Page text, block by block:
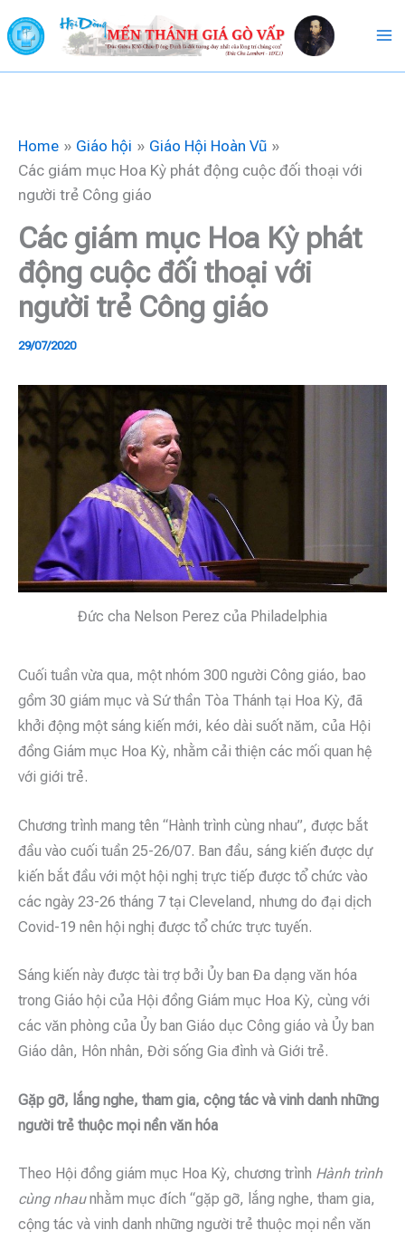
to
content
Home Giáo hội
Giáo Hội Hoàn Vũ
Các giám mục Hoa Kỳ phát động cuộc đối thoại với
người trẻ Công giáo
Các giám mục Hoa Kỳ phát
động cuộc đối thoại với
người trẻ Công giáo
29/07/2020
Đức cha Nelson Perez của Philadelphia
Cuối tuần vừa qua, một nhóm 300 người Công giáo, bao
gồm 30 giám mục và Sứ thần Tòa Thánh tại Hoa Kỳ, đã
khởi động một sáng kiến mới, kéo dài suốt năm, của Hội
đồng Giám mục Hoa Kỳ, nhằm cải thiện các mối quan hệ
với giới trẻ.
Chương trình mang tên “Hành trình cùng nhau”, được bắt
đầu vào cuối tuần 25-26/07. Ban đầu, sáng kiến được dự
kiến bắt đầu với một hội nghị trực tiếp được tổ chức vào
các ngày 23-26 tháng 7 tại Cleveland, nhưng do đại dịch
Covid-19 nên hội nghị được tổ chức trực tuyến.
Sáng kiến này được tài trợ bởi Ủy ban Đa dạng văn hóa
trong Giáo hội của Hội đồng Giám mục Hoa Kỳ, cùng với
các văn phòng của Ủy ban Giáo dục Công giáo và Ủy ban
Giáo dân, Hôn nhân, Đời sống Gia đình và Giới trẻ.
Gặp gỡ, lắng nghe, tham gia, cộng tác và vinh danh những
người trẻ thuộc mọi nền văn hóa
Theo Hội đồng giám mục Hoa Kỳ, chương trình Hành trình
cùng nhaunhằm mục đích “gặp gỡ, lắng nghe, tham gia,
cộng tác và vinh danh những người trẻ thuộc mọi nền văn